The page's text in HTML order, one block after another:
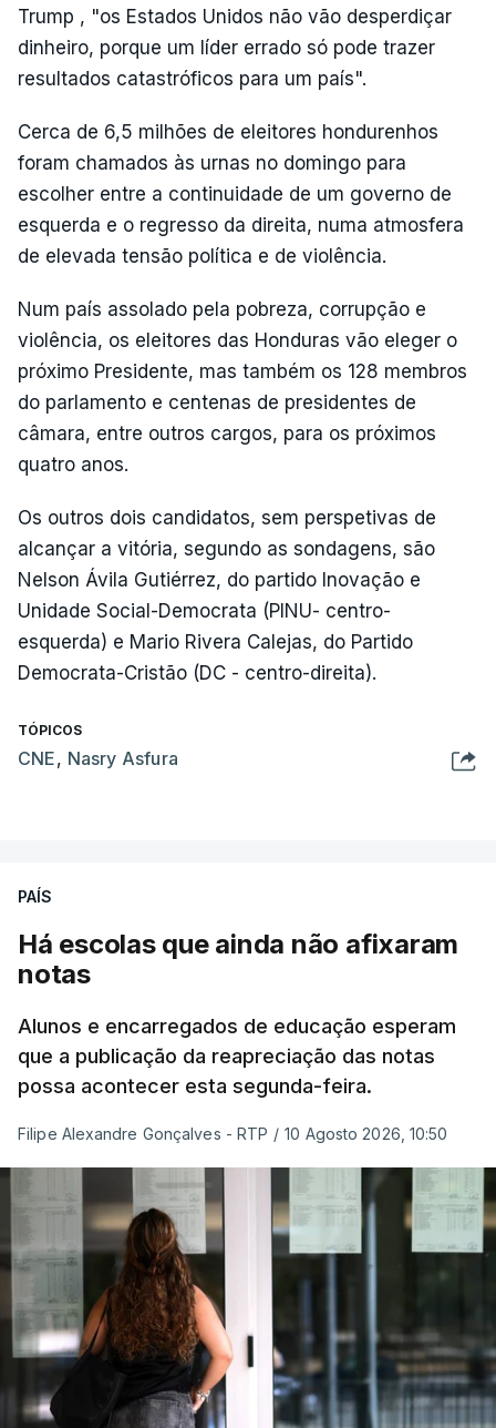
Trump , "os Estados Unidos não vão desperdiçar
dinheiro, porque um líder errado só pode trazer
resultados catastróficos para um país".
Cerca de 6,5 milhões de eleitores hondurenhos
foram chamados às urnas no domingo para
escolher entre a continuidade de um governo de
esquerda e o regresso da direita, numa atmosfera
de elevada tensão política e de violência.
Num país assolado pela pobreza, corrupção e
violência, os eleitores das Honduras vão eleger o
próximo Presidente, mas também os 128 membros
do parlamento e centenas de presidentes de
câmara, entre outros cargos, para os próximos
quatro anos.
Os outros dois candidatos, sem perspetivas de
alcançar a vitória, segundo as sondagens, são
Nelson Ávila Gutiérrez, do partido Inovação e
Unidade Social-Democrata (PINU- centro-
esquerda) e Mario Rivera Calejas, do Partido
Democrata-Cristão (DC - centro-direita).
TÓPICOS
CNE, Nasry Asfura
PAÍS
Há escolas que ainda não afixaram
notas
Alunos e encarregados de educação esperam
que a publicação da reapreciação das notas
possa acontecer esta segunda-feira.
Filipe Alexandre Gonçalves - RTP / 10 Agosto 2026, 10:50